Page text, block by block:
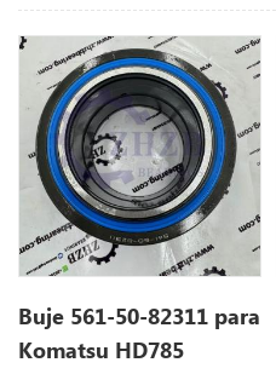
Buje 561-50-82311 para
Komatsu HD785